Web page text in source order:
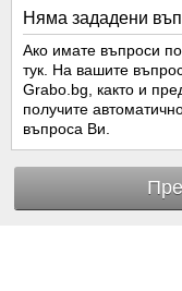
Няма зададени
Ако имате въпроси
тук. На вашите
Grabo.bg, както и
получите
въпроса Ви.